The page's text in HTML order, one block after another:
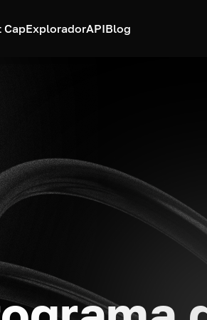
CapExploradorAPIBlog